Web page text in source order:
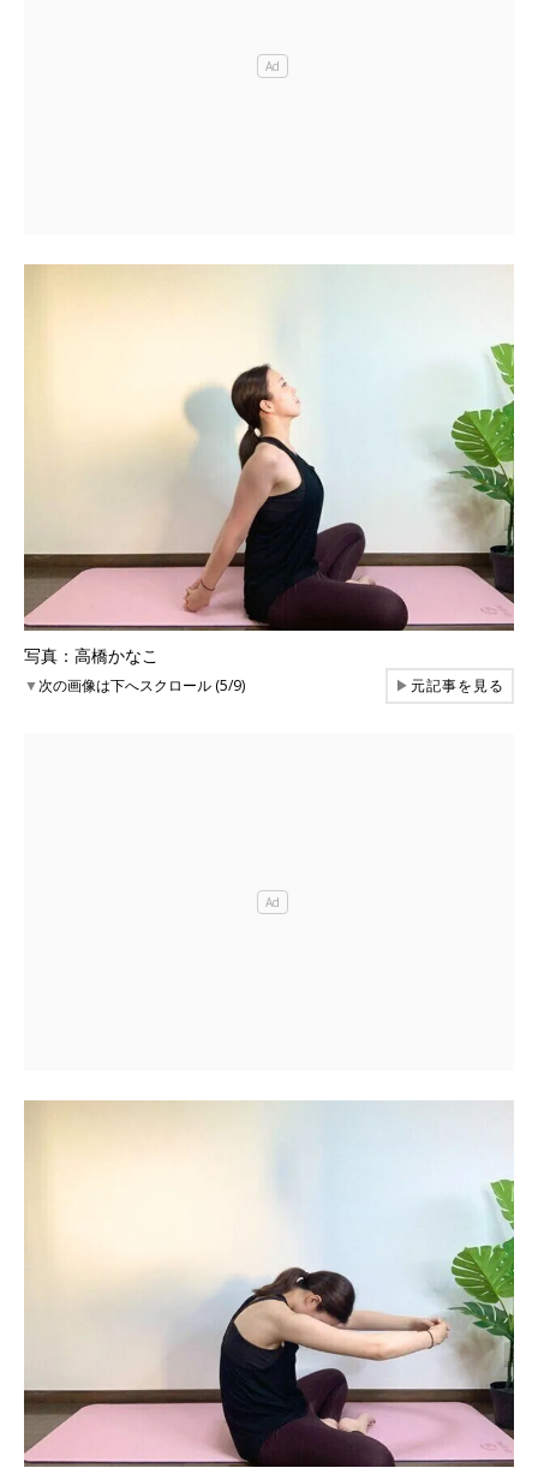
写真：高橋かなこ
▼次の画像は下へスクロール (5/9) ▶元記事を見る